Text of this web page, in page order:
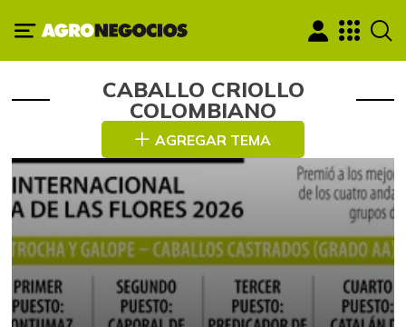
CABALLO CRIOLLO
COLOMBIANO
AGREGAR TEMA